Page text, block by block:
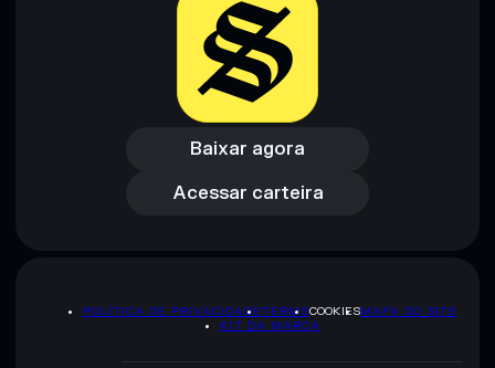
Baixar agora
Baixar agora
Acessar carteira
Acessar carteira
POLÍTICA DE PRIVACIDADETERMSCOOKIESMAPA DO SITE
KIT DA MARCA